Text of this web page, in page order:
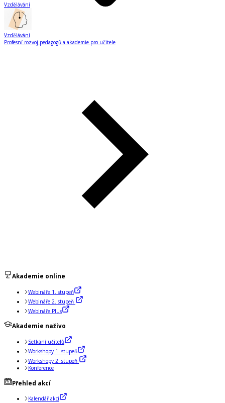
Vzdělávání
Vzdělávání
Profesní rozvoj pedagogů a akademie pro učitele
Akademie online
Webináře 1. stupeň
Webináře 2. stupeň
Webináře Plus
Akademie naživo
Setkání učitelů
Workshopy 1. stupeň
Workshopy 2. stupeň
Konference
Přehled akcí
Kalendář akcí